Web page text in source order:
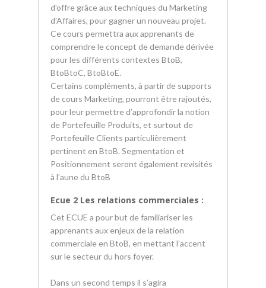
d'offre grâce aux techniques du Marketing
d'Affaires, pour gagner un nouveau projet.
Ce cours permettra aux apprenants de
comprendre le concept de demande dérivée
pour les différents contextes BtoB,
BtoBtoC, BtoBtoE.
Certains compléments, à partir de supports
de cours Marketing, pourront être rajoutés,
pour leur permettre d’approfondir la notion
de Portefeuille Produits, et surtout de
Portefeuille Clients particulièrement
pertinent en BtoB. Segmentation et
Positionnement seront également revisités
à l’aune du BtoB
Ecue 2 Les relations commerciales :
Cet ECUE a pour but de familiariser les
apprenants aux enjeux de la relation
commerciale en BtoB, en mettant l’accent
sur le secteur du hors foyer.
Dans un second temps il s’agira